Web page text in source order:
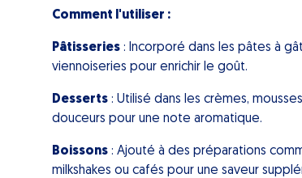
Comment l'utiliser :
Pâtisseries : Incorporé dans les pâtes à
viennoiseries pour enrichir le goût.
Desserts : Utilisé dans les crèmes,
douceurs pour une note aromatique.
Boissons : Ajouté à des préparations
milkshakes ou cafés pour une saveur